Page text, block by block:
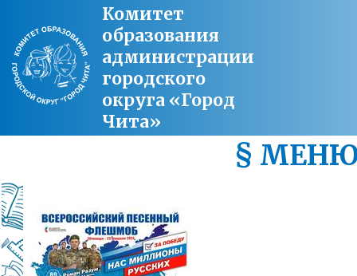
Комитет
образования
администрации
городского
округа «Город
Чита»
§